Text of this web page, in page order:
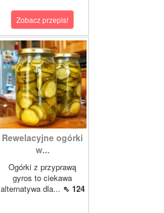
Zobacz przepis!
Rewelacyjne ogórki
w...
Ogórki z przyprawą
gyros to ciekawa
alternatywa dla... ⇖ 124